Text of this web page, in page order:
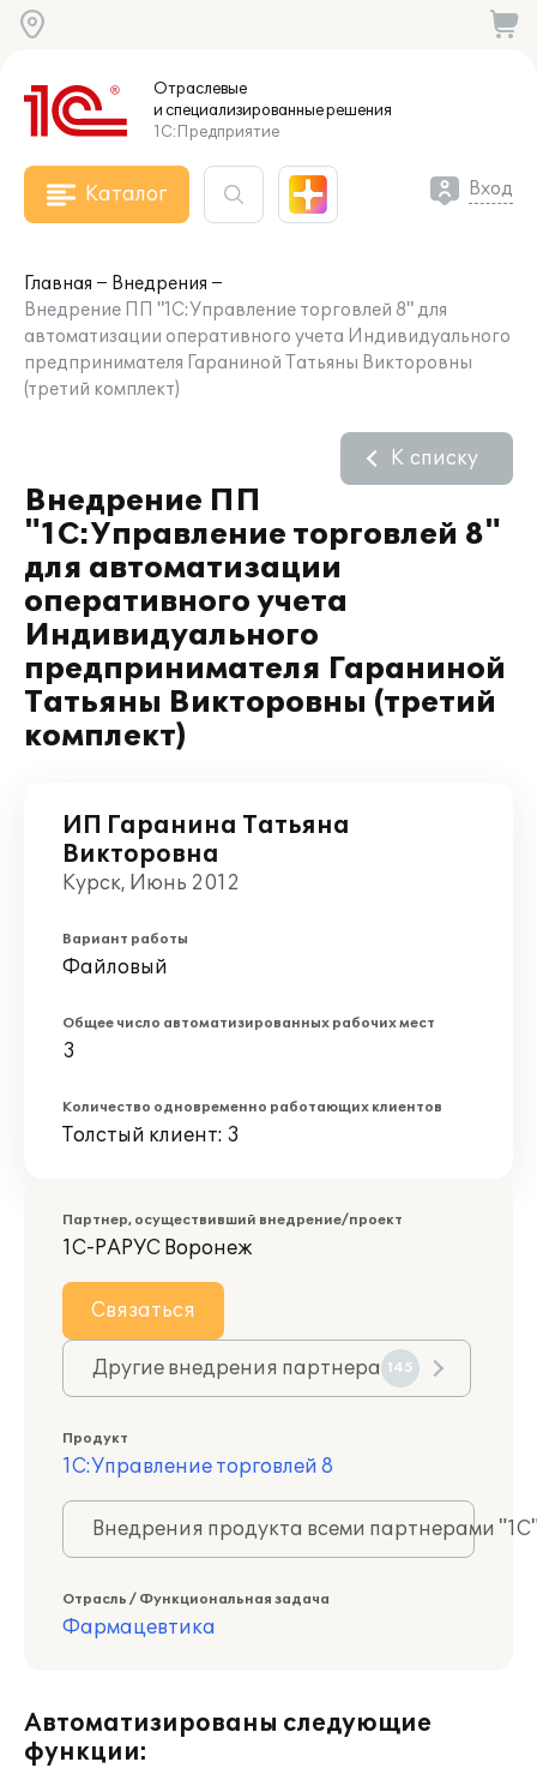
Отраслевые
и специализированныерешения
1С:Предприятие
Каталог Вход
Главная
Внедрения
Внедрение ПП "1С:Управление торговлей 8" для
автоматизации оперативного учета Индивидуального
предпринимателя Гараниной Татьяны Викторовны
(третий комплект)
Внедрение ПП
"1С:Управление торговлей 8"
для автоматизации
оперативного учета
Индивидуального
предпринимателя Гараниной
Татьяны Викторовны (третий
комплект)
К списку
ИП Гаранина Татьяна
Викторовна
Курск, Июнь 2012
Вариант работы
Файловый
Общее число автоматизированных рабочих мест
3
Количество одновременно работающих клиентов
Толстый клиент: 3
Партнер, осуществивший внедрение/проект
1С-РАРУС Воронеж
Связаться
Другие внедрения партнера 145
Продукт
1С:Управление торговлей 8
Внедрения продукта всеми партнерами
Отрасль / Функциональная задача
Фармацевтика
Автоматизированы следующие
функции: